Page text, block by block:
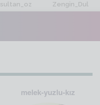
sultan_oz Zengin_Dul
melek-yuzlu-kız